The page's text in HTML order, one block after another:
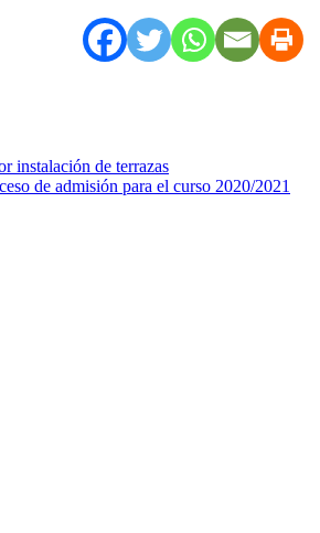
instalación de terrazas
de admisión para el curso 2020/2021